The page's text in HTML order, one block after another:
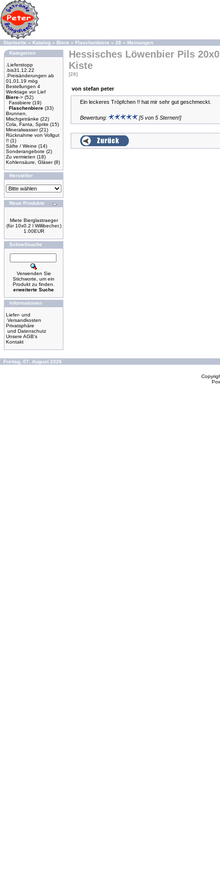
Startseite » Katalog » Biere » Flaschenbiere » 28 » Meinungen
Kategorien
.Lieferstopp
.bis31.12.22
.Preisänderungen ab
01,01,19 mög
Bestellungen 4
Werktage vor Lief
Biere-> (52)
Fassbiere (19)
Flaschenbiere (33)
Brunnen,
Mischgetränke (22)
Cola, Fanta, Sprite (15)
Mineralwasser(21)
Rücknahme von Vollgut
!! (1)
Säfte / Weine (14)
Sonderangebote (2)
Zu vermieten (18)
Kohlensäure, Gläser(8)
Hersteller
Neue Produkte
Miete Bierglastraeger
(für 10x0.2 l Willibecher.)
1.00EUR
Schnellsuche
Verwenden Sie
Stichworte, um ein
Produkt zu finden.
erweiterte Suche
Informationen
Liefer- und
Versandkosten
Privatsphäre
und Datenschutz
Unsere AGB's
Kontakt
Hessisches Löwenbier Pils
Kiste
[28]
von stefan peter
Ein leckeres Tröpfchen !! hat mir sehr gut geschmeckt.
Bewertung: [5 von 5 Sternen!]
Freitag, 07. August 2026